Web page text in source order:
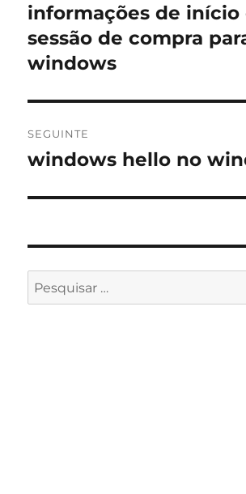
artigos
anterior:
informações de início
sessão de compra
windows
SEGUINTE
Artigo
windows hello no
Pesquisar
por: